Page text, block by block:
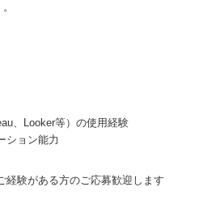
、Looker等）の使用経験
ション能力
経験がある方のご応募歓迎します